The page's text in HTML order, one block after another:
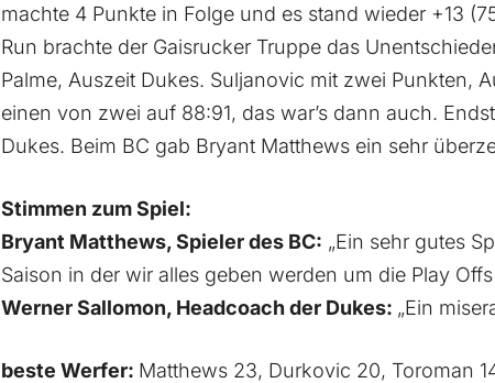
machte 4 Punkte in Folge und es stand wieder +13
Run brachte der Gaisrucker Truppe das
Palme, Auszeit Dukes. Suljanovic mit zwei Punkten,
einen von zwei auf 88:91, das war’s dann auch.
Dukes. Beim BC gab Bryant Matthews ein sehr
Stimmen zum Spiel:
Bryant Matthews, Spieler des BC: „Ein sehr gutes
Saison in der wir alles geben werden um die Play
Werner Sallomon, Headcoach der Dukes: „Ein
beste Werfer: Matthews 23, Durkovic 20, Toroman